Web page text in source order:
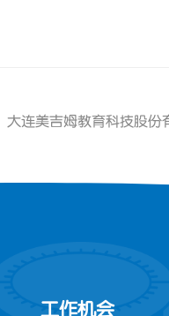
工作机会